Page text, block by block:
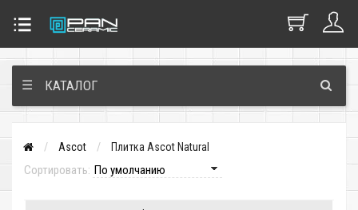
☰ КАТАЛОГ
Ascot Плитка Ascot Natural
Сортировать: